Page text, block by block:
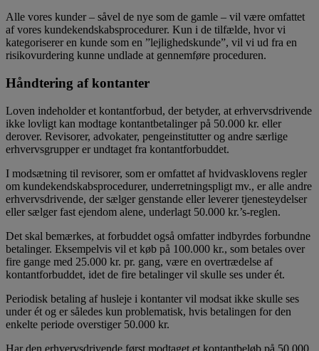
Alle vores kunder – såvel de nye som de gamle – vil være omfattet
af vores kundekendskabsprocedurer. Kun i de tilfælde, hvor vi
kategoriserer en kunde som en ”lejlighedskunde”, vil vi ud fra en
risikovurdering kunne undlade at gennemføre proceduren.
Håndtering af kontanter
Loven indeholder et kontantforbud, der betyder, at erhvervsdrivende
ikke lovligt kan modtage kontantbetalinger på 50.000 kr. eller
derover. Revisorer, advokater, pengeinstitutter og andre særlige
erhvervsgrupper er undtaget fra kontantforbuddet.
I modsætning til revisorer, som er omfattet af hvidvasklovens regler
om kundekendskabsprocedurer, underretningspligt mv., er alle andre
erhvervsdrivende, der sælger genstande eller leverer tjenesteydelser
eller sælger fast ejendom alene, underlagt 50.000 kr.’s-reglen.
Det skal bemærkes, at forbuddet også omfatter indbyrdes forbundne
betalinger. Eksempelvis vil et køb på 100.000 kr., som betales over
fire gange med 25.000 kr. pr. gang, være en overtrædelse af
kontantforbuddet, idet de fire betalinger vil skulle ses under ét.
Periodisk betaling af husleje i kontanter vil modsat ikke skulle ses
under ét og er således kun problematisk, hvis betalingen for den
enkelte periode overstiger 50.000 kr.
Har den erhvervsdrivende først modtaget et kontantbeløb på 50.000